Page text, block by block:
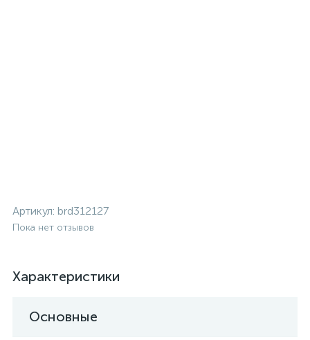
Артикул: brd312127
Пока нет отзывов
Характеристики
Основные